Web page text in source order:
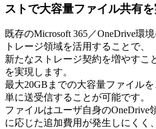
ストで大容量ファイル共有を
既存のMicrosoft 365／OneDrive環
トレージ領域を活用することで、
新たなストレージ契約を増やすこ
を実現します。
最大20GBまでの大容量ファイル
単に送受信することが可能です。
ファイルはユーザ自身のOneDrive
に応じた追加費用が発生しにくく、